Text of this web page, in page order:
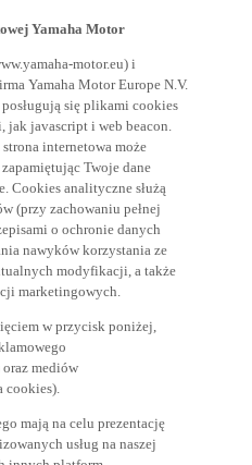
Yamaha Motor Europe N.V.
się plikami cookies
jak javascript i web beacon.
internetowa może
Twoje dane
Cookies analityczne służą
(przy zachowaniu pełnej
o ochronie danych
nawyków korzystania ze
modyfikacji, a także
marketingowych.
mediów
usług na naszej
innych platform